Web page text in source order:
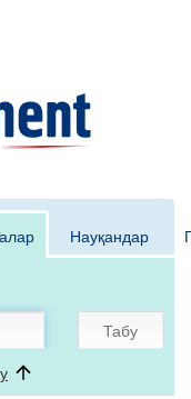
Науқандар
Табу